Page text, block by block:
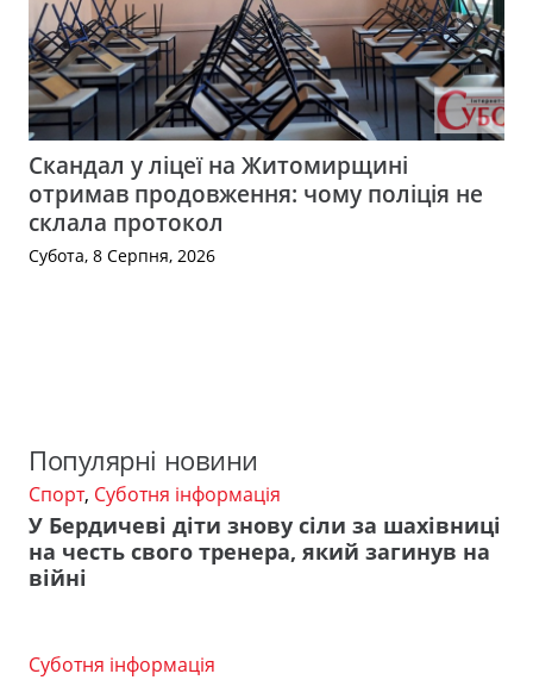
Скандал у ліцеї на Житомирщині
отримав продовження: чому поліція не
склала протокол
Субота, 8 Серпня, 2026
Популярні новини
Спорт, Суботня інформація
У Бердичеві діти знову сіли за шахівниці
на честь свого тренера, який загинув на
війні
Суботня інформація